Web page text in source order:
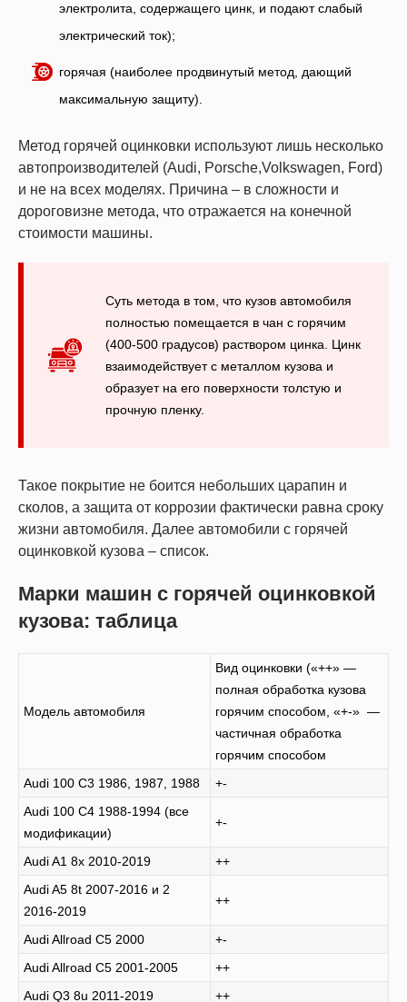
электролита, содержащего цинк, и подают слабый
электрический ток);
горячая (наиболее продвинутый метод, дающий
максимальную защиту).
Метод горячей оцинковки используют лишь несколько
автопроизводителей (Audi, Porsche,Volkswagen, Ford)
и не на всех моделях. Причина – в сложности и
дороговизне метода, что отражается на конечной
стоимости машины.
Суть метода в том, что кузов автомобиля
полностью помещается в чан с горячим
(400-500 градусов) раствором цинка. Цинк
взаимодействует с металлом кузова и
образует на его поверхности толстую и
прочную пленку.
Такое покрытие не боится небольших царапин и
сколов, а защита от коррозии фактически равна сроку
жизни автомобиля. Далее автомобили с горячей
оцинковкой кузова – список.
Марки машин с горячей оцинковкой
кузова: таблица
Модель автомобиля
Вид оцинковки («++» —
полная обработка кузова
горячим способом, «+-» —
частичная обработка
горячим способом
Audi 100 C3 1986, 1987, 1988
+-
Audi 100 C4 1988-1994 (все
модификации)
+-
Audi A1 8x 2010-2019
++
Audi A5 8t 2007-2016 и 2
2016-2019
++
Audi Allroad C5 2000
+-
Audi Allroad C5 2001-2005
++
Audi Q3 8u 2011-2019
++